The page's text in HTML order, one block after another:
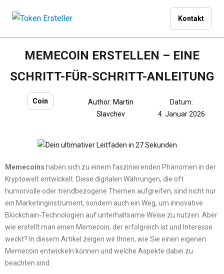
Kontakt
MEMECOIN ERSTELLEN – EINE
SCHRITT-FÜR-SCHRITT-ANLEITUNG
Coin Author: Martin
Slavchev
Datum:
4. Januar 2026
Memecoins haben sich zu einem faszinierenden Phänomen in der
Kryptowelt entwickelt. Diese digitalen Währungen, die oft
humorvolle oder trendbezogene Themen aufgreifen, sind nicht nur
ein Marketinginstrument, sondern auch ein Weg, um innovative
Blockchain-Technologien auf unterhaltsame Weise zu nutzen. Aber
wie erstellt man einen Memecoin, der erfolgreich ist und Interesse
weckt? In diesem Artikel zeigen wir Ihnen, wie Sie einen eigenen
Memecoin entwickeln können und welche Aspekte dabei zu
beachten sind.